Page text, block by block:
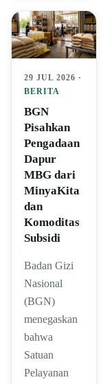
29 JUL 2026 ·
BERITA
BGN
Pisahkan
Pengadaan
Dapur
MBG dari
MinyaKita
dan
Komoditas
Subsidi
Badan Gizi
Nasional
(BGN)
menegaskan
bahwa
Satuan
Pelayanan